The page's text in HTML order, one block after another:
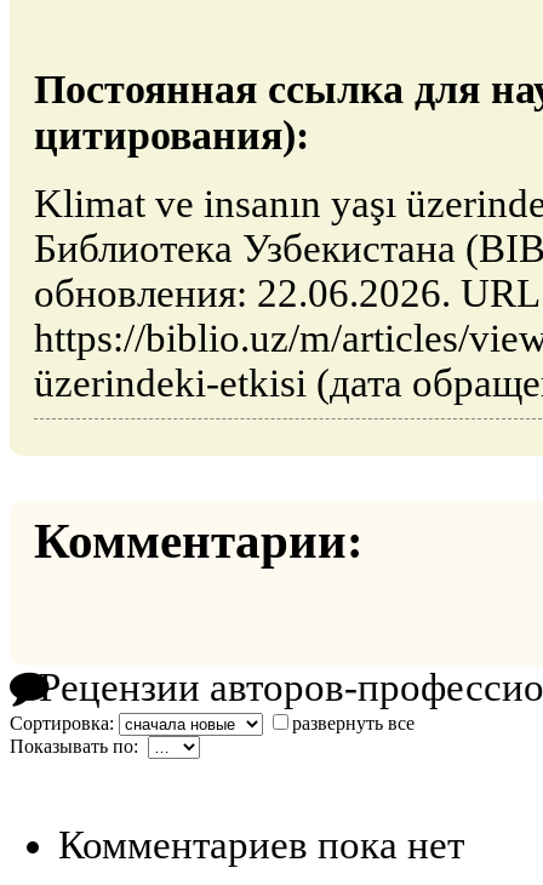
Постоянная ссылка для
цитирования):
Klimat ve insanın yaşı
Библиотека Узбекистана
обновления: 22.06.2026.
https://biblio.uz/m/articles/
üzerindeki-etkisi (дата
Комментарии:
Рецензии авторов-
Сортировка:
развернуть все
Показывать по:
Комментариев пока нет